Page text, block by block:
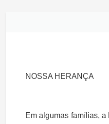
NOSSA HERANÇA
Em algumas famílias,